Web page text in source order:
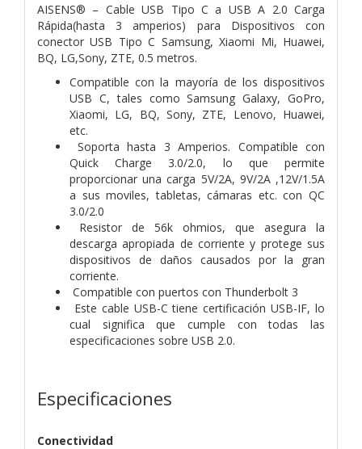
AISENS® – Cable USB Tipo C a USB A 2.0 Carga
Rápida(hasta 3 amperios) para Dispositivos con
conector USB Tipo C Samsung, Xiaomi Mi, Huawei,
BQ, LG,Sony, ZTE, 0.5 metros.
Compatible con la mayoría de los dispositivos
USB C, tales como Samsung Galaxy, GoPro,
Xiaomi, LG, BQ, Sony, ZTE, Lenovo, Huawei,
etc.
Soporta hasta 3 Amperios. Compatible con
Quick Charge 3.0/2.0, lo que permite
proporcionar una carga 5V/2A, 9V/2A ,12V/1.5A
a sus moviles, tabletas, cámaras etc. con QC
3.0/2.0
Resistor de 56k ohmios, que asegura la
descarga apropiada de corriente y protege sus
dispositivos de daños causados por la gran
corriente.
Compatible con puertos con Thunderbolt 3
Este cable USB-C tiene certificación USB-IF, lo
cual significa que cumple con todas las
especificaciones sobre USB 2.0.
Especificaciones
Conectividad